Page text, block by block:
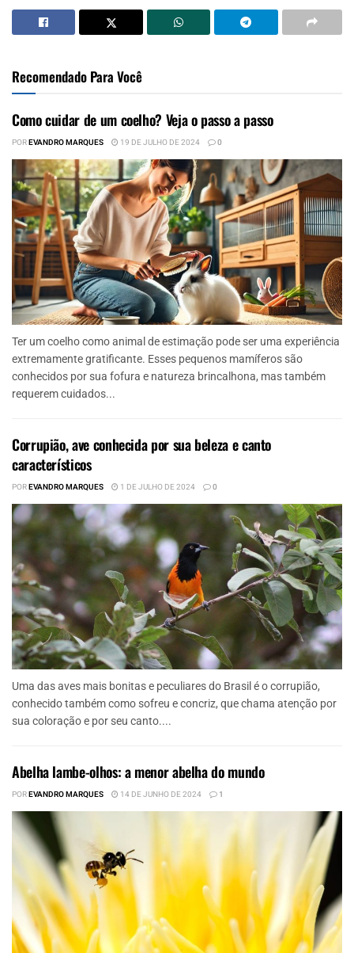
Recomendado Para Você
Como cuidar de um coelho? Veja o passo a passo
POREVANDRO MARQUES 19 DE JULHO DE 2024 0
Ter um coelho como animal de estimação pode ser uma experiência
extremamente gratificante. Esses pequenos mamíferos são
conhecidos por sua fofura e natureza brincalhona, mas também
requerem cuidados...
Corrupião, ave conhecida por sua beleza e canto
característicos
POREVANDRO MARQUES 1 DE JULHO DE 2024 0
Uma das aves mais bonitas e peculiares do Brasil é o corrupião,
conhecido também como sofreu e concriz, que chama atenção por
sua coloração e por seu canto....
Abelha lambe-olhos: a menor abelha do mundo
POREVANDRO MARQUES 14 DE JUNHO DE 2024 1